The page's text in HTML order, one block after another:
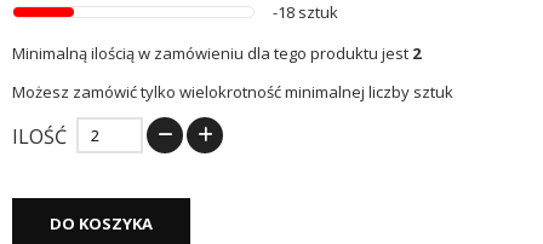
-18 sztuk
Minimalną ilością w zamówieniu dla tego produktu jest 2
Możesz zamówić tylko wielokrotność minimalnej liczby sztuk
ILOŚĆ
DO KOSZYKA